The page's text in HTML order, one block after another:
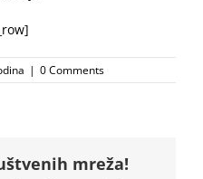
| 0 Comments
mreža!